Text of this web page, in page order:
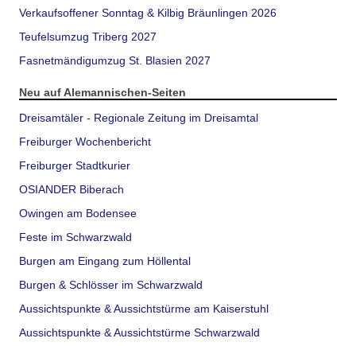
Verkaufsoffener Sonntag & Kilbig Bräunlingen 2026
Teufelsumzug Triberg 2027
Fasnetmändigumzug St. Blasien 2027
Neu auf Alemannischen-Seiten
Dreisamtäler - Regionale Zeitung im Dreisamtal
Freiburger Wochenbericht
Freiburger Stadtkurier
OSIANDER Biberach
Owingen am Bodensee
Feste im Schwarzwald
Burgen am Eingang zum Höllental
Burgen & Schlösser im Schwarzwald
Aussichtspunkte & Aussichtstürme am Kaiserstuhl
Aussichtspunkte & Aussichtstürme Schwarzwald